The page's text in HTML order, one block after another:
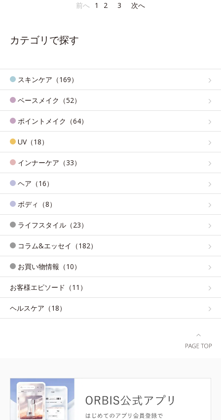
前へ 1 2 3 次へ
カテゴリで探す
スキンケア（169）
ベースメイク（52）
ポイントメイク（64）
UV（18）
インナーケア（33）
ヘア（16）
ボディ（8）
ライフスタイル（23）
コラム&エッセイ（182）
お買い物情報（10）
お客様エピソード（11）
ヘルスケア（18）